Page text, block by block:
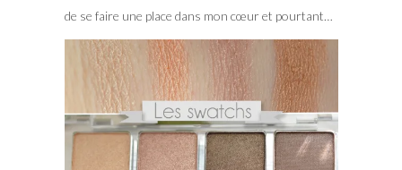
de se faire une place dans mon cœur et pourtant…